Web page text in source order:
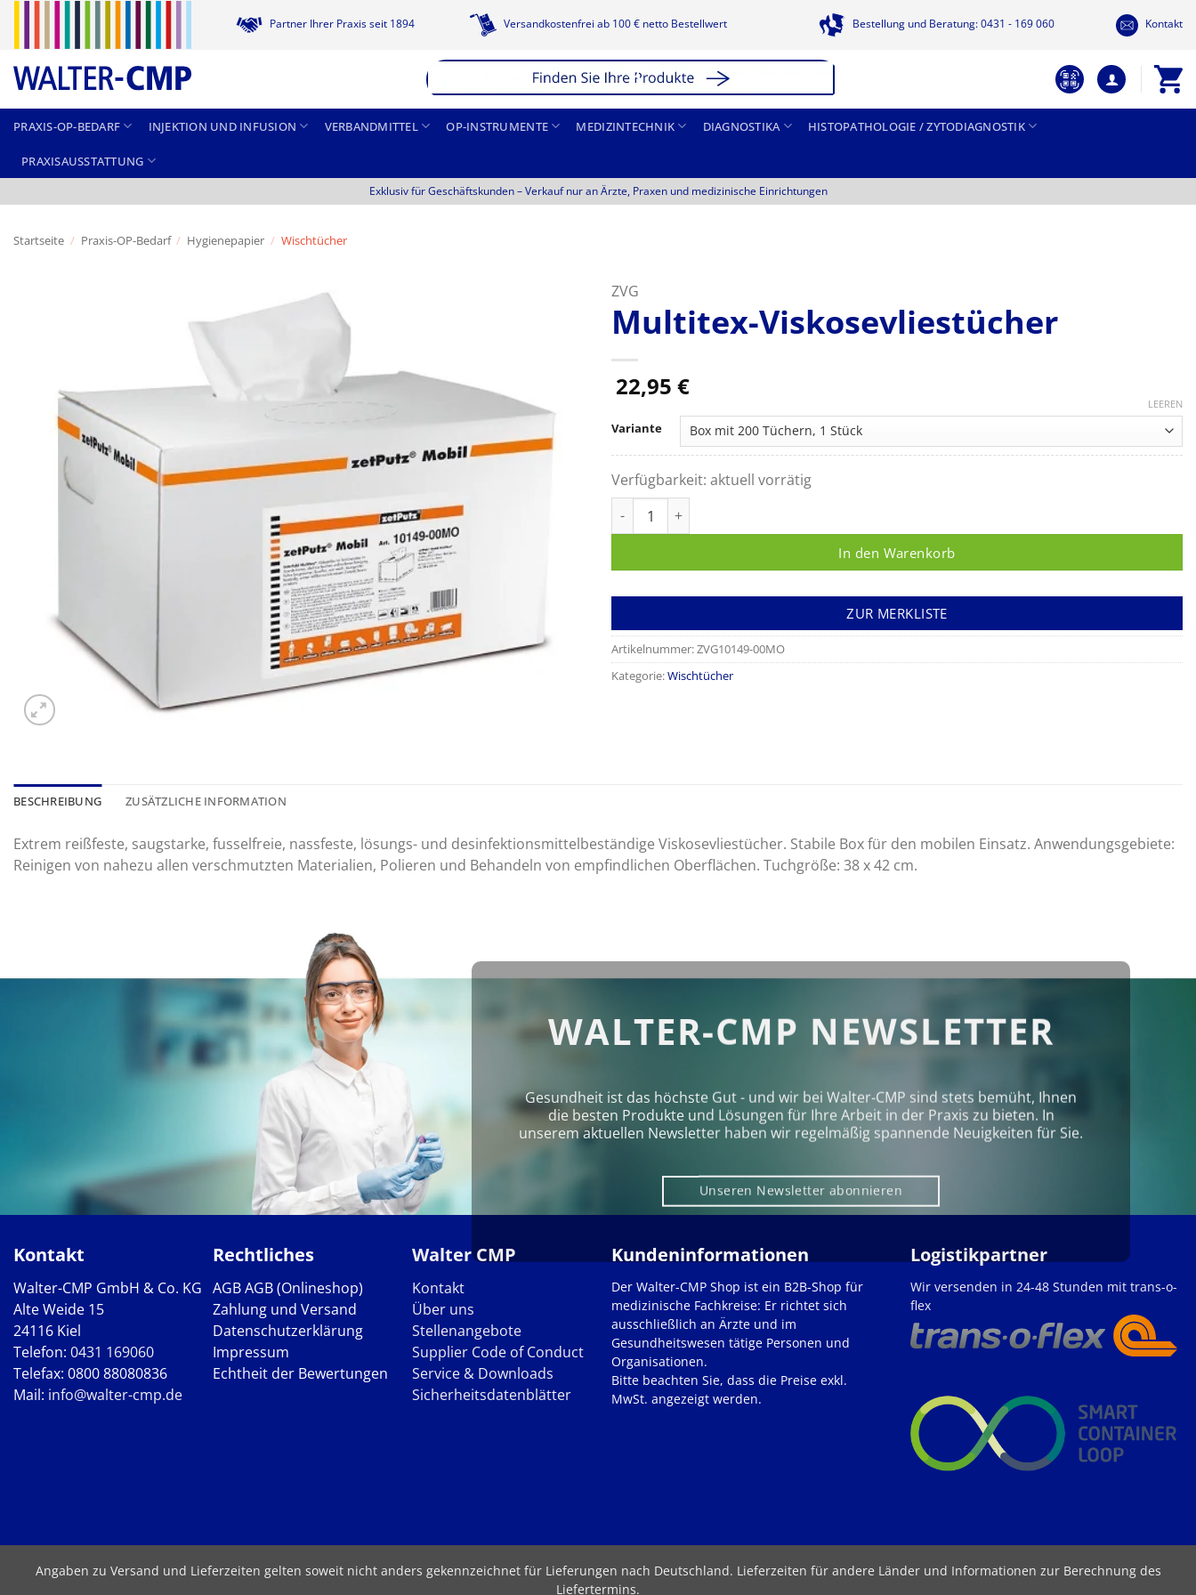
springen
Partner Ihrer Praxis seit 1894 Versandkostenfrei ab 100 € netto Bestellwert Bestellung und Beratung: 0431 - 169 060 Kontakt
PRAXIS-OP-BEDARF INJEKTION UND INFUSION VERBANDMITTEL OP-INSTRUMENTE MEDIZINTECHNIK DIAGNOSTIKA HISTOPATHOLOGIE / ZYTODIAGNOSTIK
PRAXISAUSSTATTUNG
Exklusiv für Geschäftskunden –Verkauf nur an Ärzte, Praxen und medizinische Einrichtungen
Startseite / Praxis-OP-Bedarf / Hygienepapier / Wischtücher
ZVG
Multitex-Viskosevliestücher
22,95 €
Variante
LEEREN
Verfügbarkeit: aktuell vorrätig
In den Warenkorb
ZUR MERKLISTE
Artikelnummer:ZVG10149-00MO
Kategorie:Wischtücher
BESCHREIBUNG ZUSÄTZLICHE INFORMATION
Extrem reißfeste, saugstarke, fusselfreie, nassfeste, lösungs- und desinfektionsmittelbeständige Viskosevliestücher. Stabile Box für den mobilen Einsatz. Anwendungsgebiete:
Reinigen von nahezu allen verschmutzten Materialien, Polieren und Behandeln von empfindlichen Oberflächen. Tuchgröße: 38 x 42 cm.
WALTER-CMP NEWSLETTER
Gesundheit ist das höchste Gut - und wir bei Walter‑CMP sind stets bemüht, Ihnen
die besten Produkte und Lösungen für Ihre Arbeit in der Praxis zu bieten. In
unserem aktuellen Newsletter haben wir regelmäßig spannende Neuigkeiten für Sie.
Unseren Newsletter abonnieren
Kontakt
Walter-CMP GmbH & Co. KG
Alte Weide 15
24116 Kiel
Telefon: 0431 169060
Telefax: 0800 88080836
Mail: info@walter-cmp.de
Rechtliches
AGBAGB (Onlineshop)
Zahlung und Versand
Datenschutzerklärung
Impressum
Echtheit der Bewertungen
Walter CMP
Kontakt
Über uns
Stellenangebote
Supplier Code of Conduct
Service & Downloads
Sicherheitsdatenblätter
Kundeninformationen
Der Walter-CMP Shop ist ein B2B-Shop für
medizinische Fachkreise: Er richtet sich
ausschließlich an Ärzte und im
Gesundheitswesen tätige Personen und
Organisationen.
Bitte beachten Sie, dass die Preise exkl.
MwSt. angezeigt werden.
Logistikpartner
Wir versenden in 24-48 Stunden mit trans-o-
flex
Angaben zu Versand und Lieferzeiten gelten soweit nicht anders gekennzeichnet für Lieferungen nach Deutschland. Lieferzeiten für andere Länder und Informationen zur Berechnung des
Liefertermins.